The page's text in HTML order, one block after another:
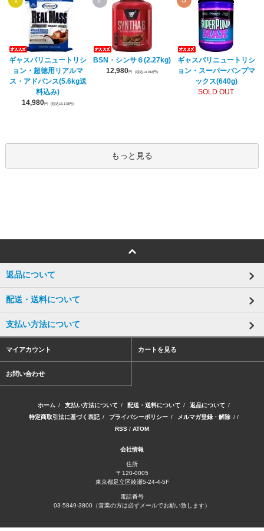
ギャスパリニュートリシ
ョン・超徳用リアルマ
ス・アドバンス(5.6kg送
料込み)
14,980円 (税込16,178円)
BSN・シンサ６(2.27kg)
12,980円 (税込14,018円)
ギャスパリニュートリシ
ョン・スーパーパンプマ
ックス(640g)
SOLD OUT
もっと見る
返品について
配送・送料について
支払い方法について
マイアカウント カートを見る
お問い合わせ
ホーム / 支払い方法について / 配送・送料について / 返品について /
特定商取引法に基づく表記 / プライバシーポリシー / メルマガ登録・解除 / /
RSS / ATOM
会社情報
住所
〒120-0005
東京都足立区綾瀬5-24-4-5F
電話番号
03-5849-3800（営業の方は必ずメールでお願い致します）